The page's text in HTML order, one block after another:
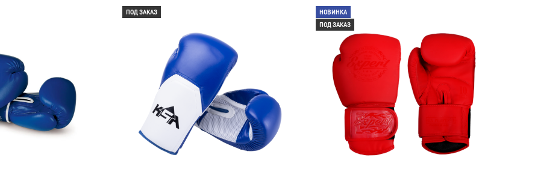
ПОД ЗАКАЗ
НОВИНКА
ПОД ЗАКАЗ